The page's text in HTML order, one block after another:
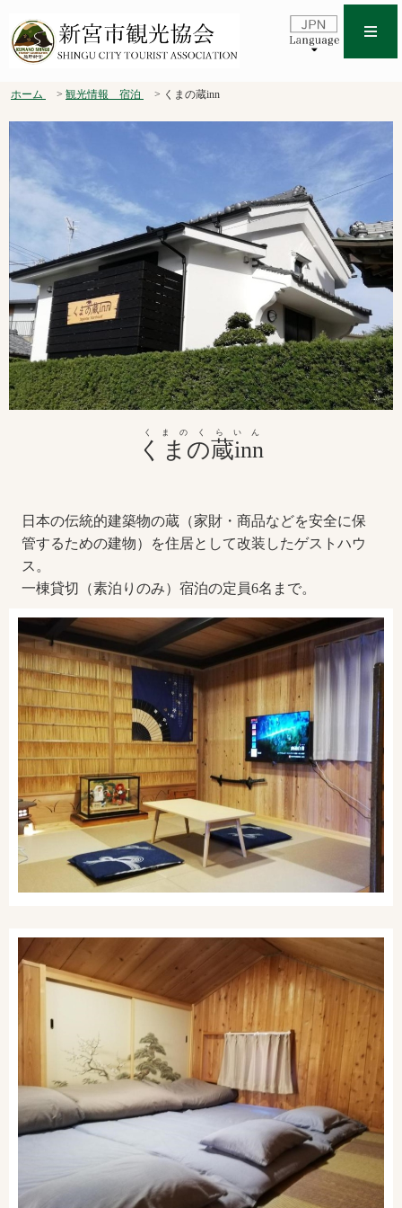
ホーム 観光情報 宿泊 くまの蔵inn
くまの蔵inn
くまのくらいん
日本の伝統的建築物の蔵（家財・商品などを安全に保
管するための建物）を住居として改装したゲストハウ
ス。
一棟貸切（素泊りのみ）宿泊の定員6名まで。